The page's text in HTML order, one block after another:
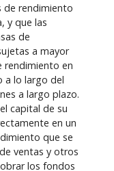
de rendimiento
y que las
de
a mayor
rendimiento en
a lo largo del
a largo plazo.
capital de su
en un
que se
ventas y otros
los fondos